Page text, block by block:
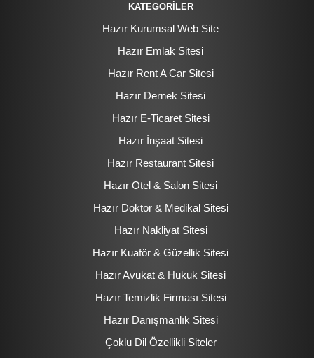
KATEGORİLER
Hazır Kurumsal Web Site
Hazır Emlak Sitesi
Hazır Rent A Car Sitesi
Hazır Dernek Sitesi
Hazır E-Ticaret Sitesi
Hazır İnşaat Sitesi
Hazır Restaurant Sitesi
Hazır Otel & Salon Sitesi
Hazır Doktor & Medikal Sitesi
Hazır Nakliyat Sitesi
Hazır Kuaför & Güzellik Sitesi
Hazır Avukat & Hukuk Sitesi
Hazır Temizlik Firması Sitesi
Hazır Danışmanlık Sitesi
Çoklu Dil Özellikli Siteler